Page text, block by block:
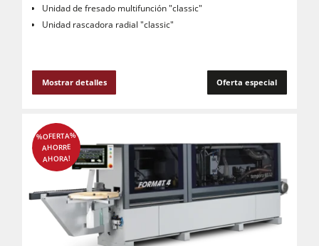
Unidad de fresado multifunción "classic"
Unidad rascadora radial "classic"
Mostrar detalles Oferta especial
%OFERTA%
AHORRE
AHORA!